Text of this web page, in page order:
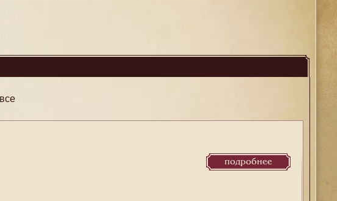
подробнее